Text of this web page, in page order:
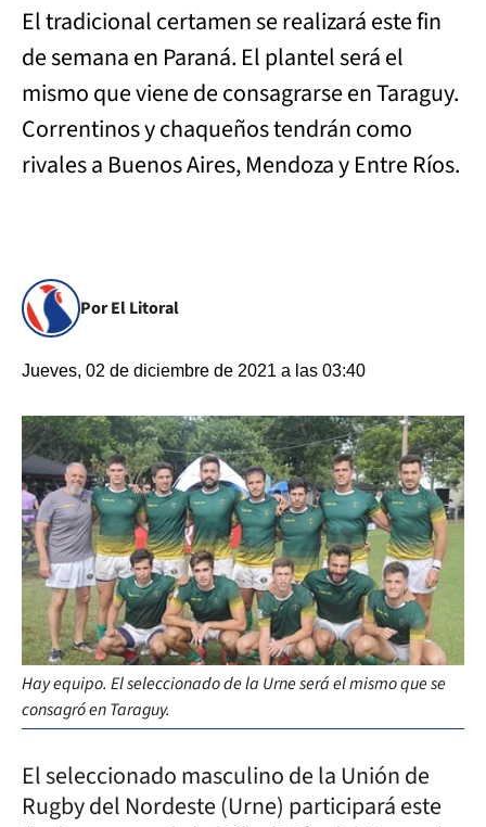
El tradicional certamen se realizará este fin
de semana en Paraná. El plantel será el
mismo que viene de consagrarse en Taraguy.
Correntinos y chaqueños tendrán como
rivales a Buenos Aires, Mendoza y Entre Ríos.
Por El Litoral
Jueves, 02 de diciembre de 2021 a las 03:40
Hay equipo. El seleccionado de la Urne será el mismo que se
consagró en Taraguy.
El seleccionado masculino de la Unión de
Rugby del Nordeste (Urne) participará este